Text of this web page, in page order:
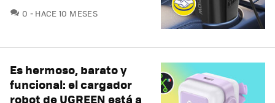
0 COMENTARIOS
HACE 10 MESES
Es hermoso, barato y
funcional: el cargador
robot de UGREEN está a